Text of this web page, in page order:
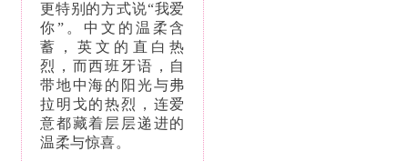
欧
标
等
级
班
ꄷ
SIELE/DELE
考
更特别的方式说“我爱
你”。中文的温柔含
蓄，英文的直白热
烈，而西班牙语，自
带地中海的阳光与弗
拉明戈的热烈，连爱
意都藏着层层递进的
温柔与惊喜。